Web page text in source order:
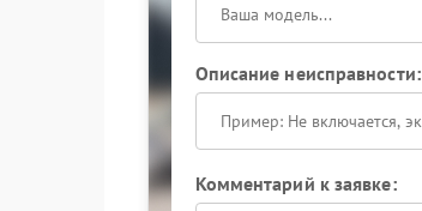
Описание неисправности:
Комментарий к заявке: